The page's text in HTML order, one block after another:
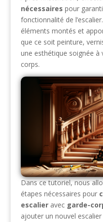
nécessaires pour
fonctionnalité de
éléments montés et
que ce soit peinture,
une esthétique soignée à
corps.
Dans ce tutoriel, nous
étapes nécessaires pour
escalieravec garde-
ajouter un nouvel